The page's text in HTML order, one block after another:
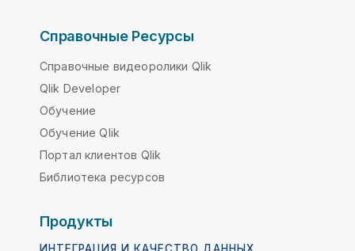
Справочные Ресурсы
Справочные видеоролики Qlik
Qlik Developer
Обучение
Обучение Qlik
Портал клиентов Qlik
Библиотека ресурсов
Продукты